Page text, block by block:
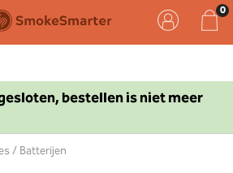
bestellen is niet meer
/Batterijen